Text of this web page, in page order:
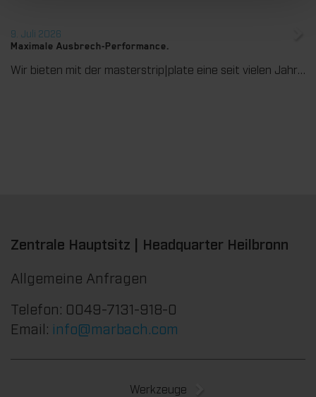
9. Juli 2026
Maximale Ausbrech-Performance.
Wir bieten mit der masterstrip|plate eine seit vielen Jahren bewährte Lösung für maximale Prozesssicherheit beim Ausbrechen. Das speziell entwickelte Ausbrechoberteil ermöglicht einen stabilen, sauberen und effizienten Ausbrechprozess auch bei anspruchsvollen Anwendungen.
Zentrale Hauptsitz | Headquarter Heilbronn
Allgemeine Anfragen
Telefon: 0049-7131-918-0
Email: info@marbach.com
Werkzeuge